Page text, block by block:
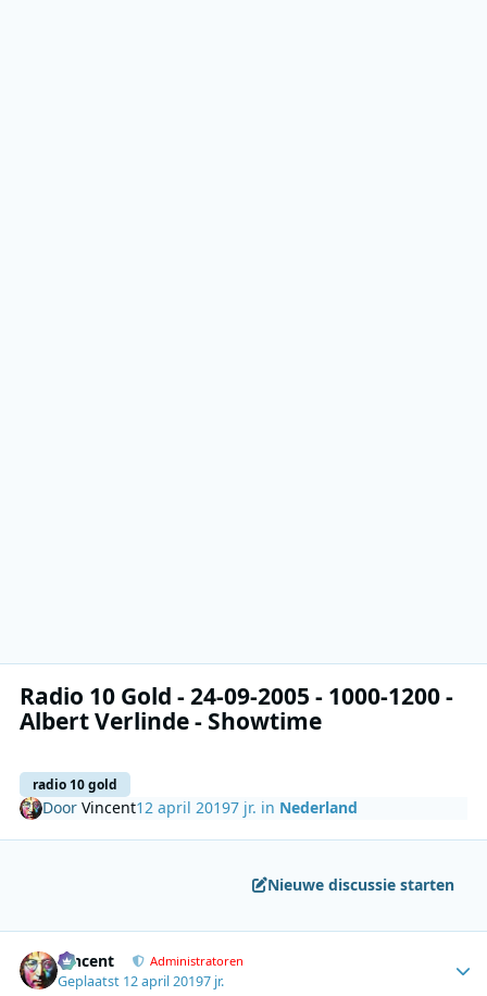
Radio 10 Gold - 24-09-2005 - 1000-1200 -
Albert Verlinde - Showtime
radio 10 gold
DoorVincent12 april 20197 jr. in Nederland
Nieuwe discussie starten
Vincent Administratoren
Geplaatst 12 april 20197 jr.